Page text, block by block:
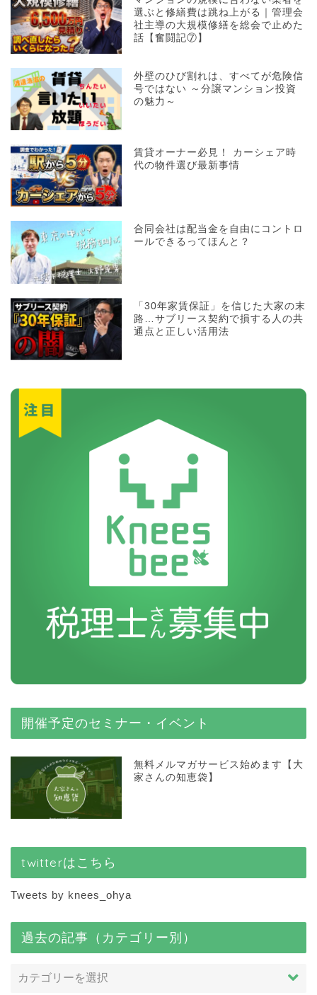
選ぶと修繕費は跳ね上がる｜管理会
社主導の大規模修繕を総会で止めた
話【奮闘記⑦】
外壁のひび割れは、すべてが危険信
号ではない ～分譲マンション投資
の魅力～
賃貸オーナー必見！ カーシェア時
代の物件選び最新事情
合同会社は配当金を自由にコントロ
ールできるってほんと？
「30年家賃保証」を信じた大家の末
路…サブリース契約で損する人の共
通点と正しい活用法
開催予定のセミナー・イベント
無料メルマガサービス始めます【大
家さんの知恵袋】
twitterはこちら
Tweets by knees_ohya
過去の記事（カテゴリー別）